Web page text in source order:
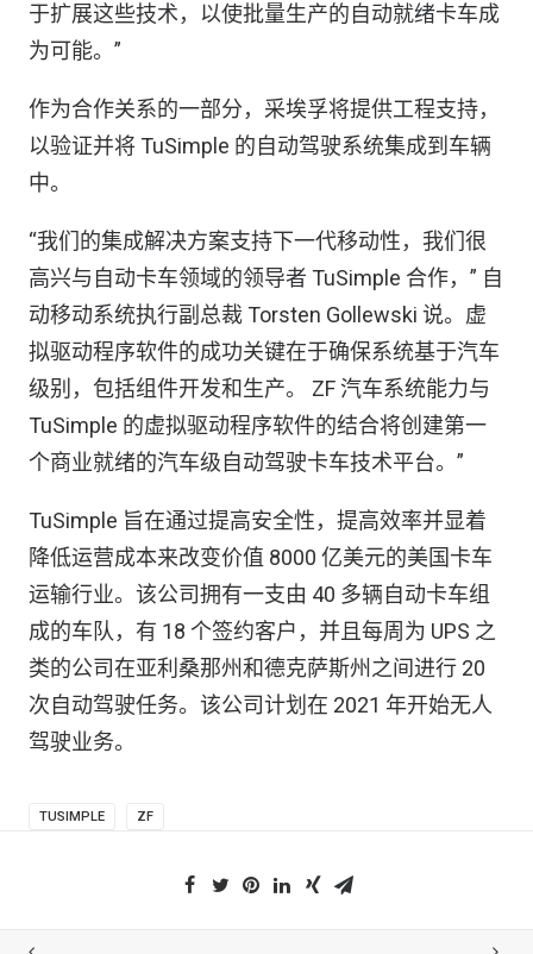
于扩展这些技术，以使批量生产的自动就绪卡车成
为可能。”
作为合作关系的一部分，采埃孚将提供工程支持，
以验证并将 TuSimple 的自动驾驶系统集成到车辆
中。
“我们的集成解决方案支持下一代移动性，我们很
高兴与自动卡车领域的领导者 TuSimple 合作，” 自
动移动系统执行副总裁 Torsten Gollewski 说。虚
拟驱动程序软件的成功关键在于确保系统基于汽车
级别，包括组件开发和生产。 ZF 汽车系统能力与
TuSimple 的虚拟驱动程序软件的结合将创建第一
个商业就绪的汽车级自动驾驶卡车技术平台。”
TuSimple 旨在通过提高安全性，提高效率并显着
降低运营成本来改变价值 8000 亿美元的美国卡车
运输行业。该公司拥有一支由 40 多辆自动卡车组
成的车队，有 18 个签约客户，并且每周为 UPS 之
类的公司在亚利桑那州和德克萨斯州之间进行 20
次自动驾驶任务。该公司计划在 2021 年开始无人
驾驶业务。
TUSIMPLE ZF